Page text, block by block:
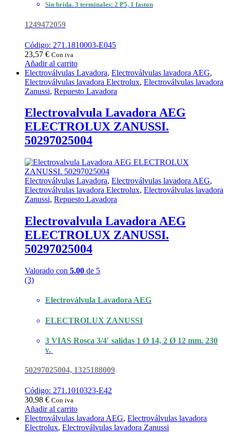
Sin brida. 3 terminales: 2 P5, 1 faston
1249472059
Código: 271.1810003-E045
23,57 € Con iva
Añadir al carrito
Electroválvulas Lavadora, Electroválvulas lavadora AEG,
Electroválvulas lavadora Electrolux, Electroválvulas lavadora
Zanussi, Repuesto Lavadora
Electrovalvula Lavadora AEG
ELECTROLUX ZANUSSI.
50297025004
Electroválvulas Lavadora, Electroválvulas lavadora AEG,
Electroválvulas lavadora Electrolux, Electroválvulas lavadora
Zanussi, Repuesto Lavadora
Electrovalvula Lavadora AEG
ELECTROLUX ZANUSSI.
50297025004
Valorado con 5.00 de 5
(3)
Electroválvula Lavadora AEG
ELECTROLUX ZANUSSI
3 VIAS Rosca 3/4′ salidas 1 Ø 14, 2 Ø 12 mm. 230
v.
50297025004, 1325188009
Código: 271.1010323-E42
30,98 € Con iva
Añadir al carrito
Electroválvulas lavadora AEG, Electroválvulas lavadora
Electrolux, Electroválvulas lavadora Zanussi